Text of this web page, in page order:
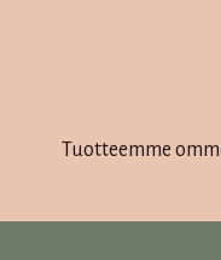
Tuotteemme